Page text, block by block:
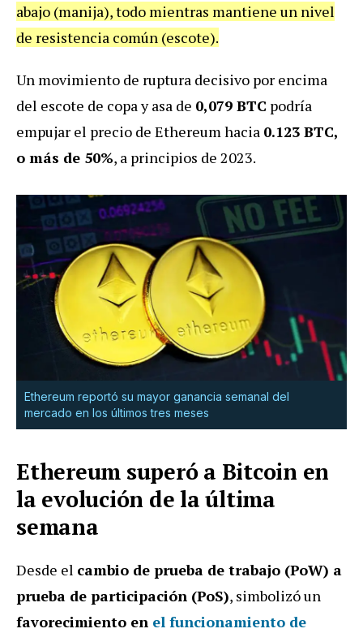
abajo (manija), todo mientras mantiene un nivel
de resistencia común (escote).
Un movimiento de ruptura decisivo por encima
del escote de copa y asa de 0,079 BTC podría
empujar el precio de Ethereum hacia 0.123 BTC,
o más de 50%, a principios de 2023.
Ethereum reportó su mayor ganancia semanal del
mercado en los últimos tres meses
Ethereum superó a Bitcoin en
la evolución de la última
semana
Desde el cambio de prueba de trabajo (PoW) a
prueba de participación (PoS), simbolizó un
favorecimiento en el funcionamiento de